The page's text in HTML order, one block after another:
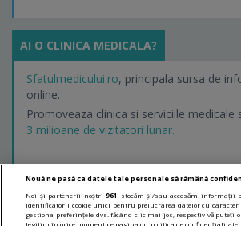
AI O CLINICA MEDICALA?
Sfatulmedicului.ro, principala sursa de
online.
Promoveaza clinica si serviciile medicale
3 milioane de vizitatori lunar.
LINKURI UTILE
Nouă ne pasă ca datele tale personale să rămână
Noi și partenerii noștri961
stocăm și/sau accesăm informații
identificatorii cookie unici pentru prelucrarea datelor cu caracter
gestiona preferințele dvs. făcând clic mai jos, respectiv vă
legitim în orice moment pe pagina cu politica de confidențialitate.